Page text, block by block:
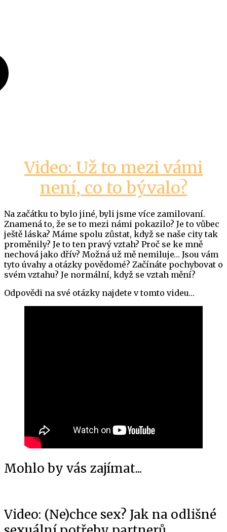
Video: Už to mezi vámi
není, co to bývalo?
Na začátku to bylo jiné, byli jsme více zamilovaní.
Znamená to, že se to mezi námi pokazilo? Je to vůbec
ještě láska? Máme spolu zůstat, když se naše city tak
proměnily? Je to ten pravý vztah? Proč se ke mně
nechová jako dřív? Možná už mě nemiluje… Jsou vám
tyto úvahy a otázky povědomé? Začínáte pochybovat o
svém vztahu? Je normální, když se vztah mění?
Odpovědi na své otázky najdete v tomto videu…
Mohlo by vás zajímat...
Video: (Ne)chce sex? Jak na odlišné